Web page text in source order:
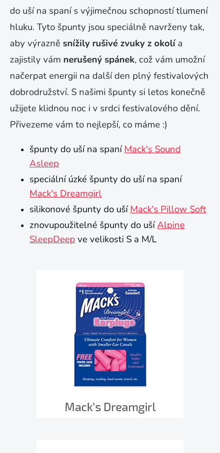
do uší na spaní s výjimečnou schopností tlumení
hluku. Tyto špunty jsou speciálně navrženy tak,
aby výrazně snížily rušivé zvuky z okolía
zajistily vám nerušený spánek, což vám umožní
načerpat energii na další den plný festivalových
dobrodružství. S našimi špunty si letos konečně
užijete klidnou noc i v srdci festivalového dění.
Přivezeme vám to nejlepší, co máme :)
špunty do uší na spaníMack's Sound
Asleep
speciální úzké špunty do uší na spaní
Mack's Dreamgirl
silikonové špunty do ušíMack's Pillow Soft
znovupoužitelné špunty do ušíAlpine
SleepDeep ve velikosti S a M/L